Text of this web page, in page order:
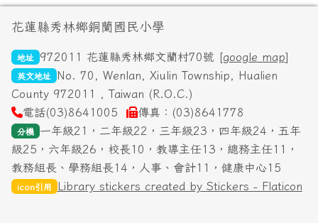
頁尾區域內容
花蓮縣秀林鄉銅蘭國民小學
地址 972011 花蓮縣秀林鄉文蘭村70號 [google map]
英文地址
No. 70, Wenlan, Xiulin Township, Hualien
County 972011 , Taiwan (R.O.C.)
電話(03)8641005
傳真：(03)8641778
分機
一年級21，二年級22，三年級23，四年級24，五年
級25，六年級26，校長10，教導主任13，總務主任11，
教務組長、學務組長14，人事、會計11，健康中心15
icon引用 Library stickers created by Stickers - Flaticon